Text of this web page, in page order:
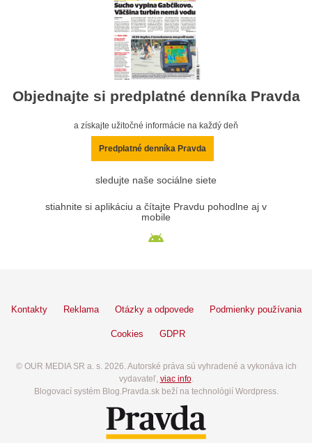
Objednajte si predplatné denníka Pravda
a získajte užitočné informácie na každý deň
Predplatné denníka Pravda
sledujte naše sociálne siete
stiahnite si aplikáciu a čítajte Pravdu pohodlne aj v
mobile
Kontakty Reklama Otázky a odpovede Podmienky používania
Cookies GDPR
© OUR MEDIA SR a. s. 2026. Autorské práva sú vyhradené a vykonáva ich
vydavateľ, viac info.
Blogovací systém Blog.Pravda.sk beží na technológií Wordpress.